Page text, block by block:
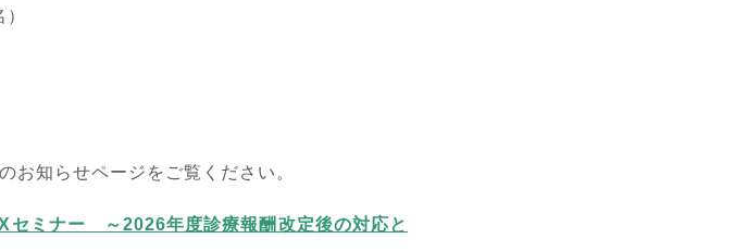
お知らせページをご覧ください。
セミナー ～2026年度診療報酬改定後の対応と